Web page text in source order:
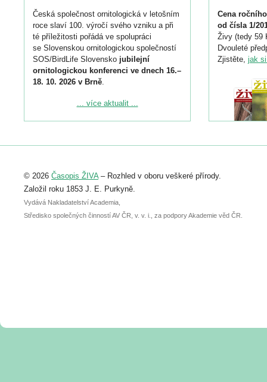
Česká společnost ornitologická v letošním
roce slaví 100. výročí svého vzniku a při
té příležitosti pořádá ve spolupráci
se Slovenskou ornitologickou společností
SOS/BirdLife Slovensko jubilejní
ornitologickou konferenci ve dnech 16.–
18. 10. 2026 v Brně.
Podrobnější informace ke konferenci
Registrovat se můžete do 6. září.
abstraktu přihlášené přednášky nebo
posteru je už 30. června.
... více aktualit ...
Cena
od čísla 1/
Živy (tedy 59
Dvouleté
Zjistěte, jak
© 2026 Časopis ŽIVA– Rozhled v oboru veškeré přírody.
Založil roku 1853 J. E. Purkyně.
Vydává Nakladatelství Academia,
Středisko společných činností AV ČR, v. v. i., za podpory Akademie věd ČR.